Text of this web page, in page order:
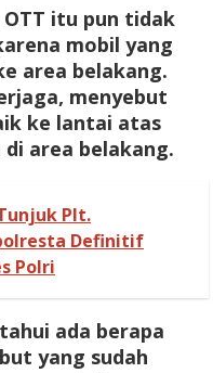
itu pun tidak
mobil yang
area belakang.
menyebut
ke lantai atas
area belakang.
Plt.
Definitif
Polri
ada berapa
yang sudah